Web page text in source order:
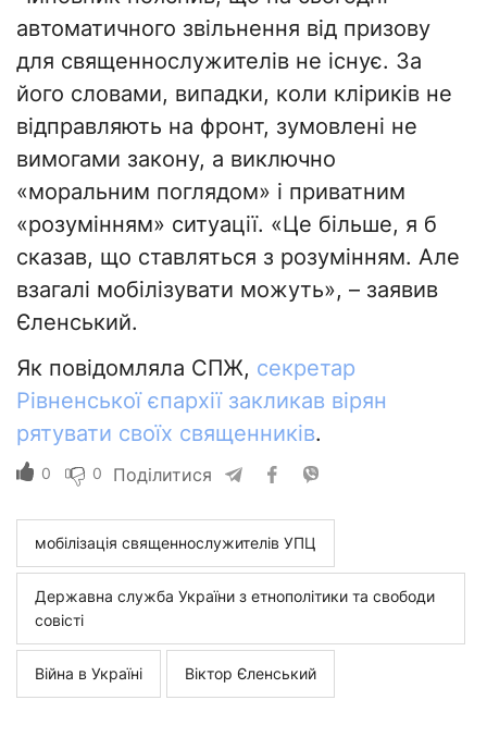
автоматичного звільнення від призову
для священнослужителів не існує. За
його словами, випадки, коли кліриків не
відправляють на фронт, зумовлені не
вимогами закону, а виключно
«моральним поглядом» і приватним
«розумінням» ситуації. «Це більше, я б
сказав, що ставляться з розумінням. Але
взагалі мобілізувати можуть», – заявив
Єленський.
Як повідомляла СПЖ, секретар
Рівненської єпархії закликав вірян
рятувати своїх священників.
0 0 Поділитися
мобілізація священнослужителів УПЦ
Державна служба України з етнополітики та свободи
совісті
Війна в Україні Віктор Єленський